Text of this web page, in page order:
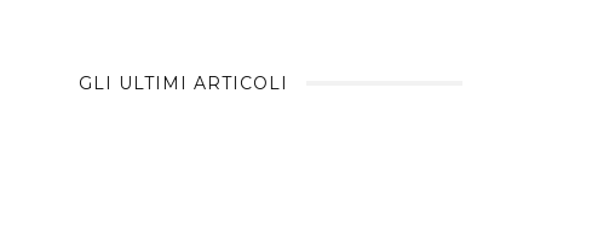
GLI ULTIMI ARTICOLI